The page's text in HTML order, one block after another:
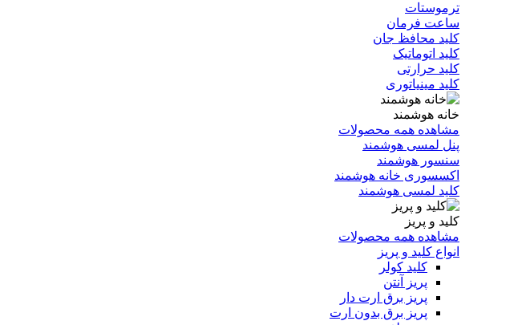
ترموستات
ساعت فرمان
کلید محافظ جان
کلید اتوماتیک
کلید حرارتی
کلید مینیاتوری
خانه هوشمند
مشاهده همه محصولات
پنل لمسی هوشمند
سنسور هوشمند
اکسسوری خانه هوشمند
کلید لمسی هوشمند
کلید و پریز
مشاهده همه محصولات
انواع کلید و پریز
کلید کولر
پریز آنتن
پریز برق ارت دار
پریز برق بدون ارت